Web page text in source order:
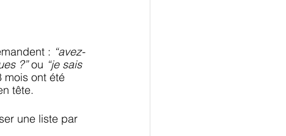
: “avez-
?” ou “je sais
mois ont été
tête.
une liste par